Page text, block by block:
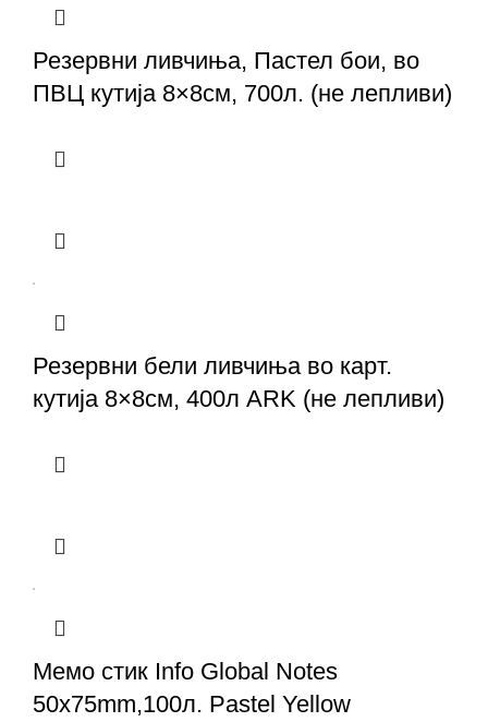
Резервни ливчиња, Пастел бои, во
ПВЦ кутија 8×8см, 700л. (не лепливи)
Резервни бели ливчиња во карт.
кутија 8×8см, 400л ARK (не лепливи)
Мемо стик Info Global Notes
50x75mm,100л. Pastel Yellow